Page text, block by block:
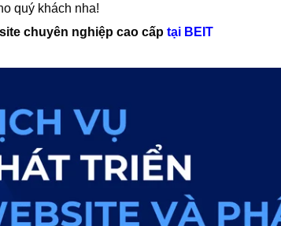
quý khách nha!
chuyên nghiệp cao cấp tại BEIT